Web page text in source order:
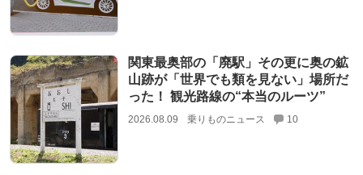
関東最奥部の「廃駅」その更に奥の鉱
山跡が「世界でも類を見ない」場所だ
った！ 観光路線の“本当のルーツ”
2026.08.09 乗りものニュース 10